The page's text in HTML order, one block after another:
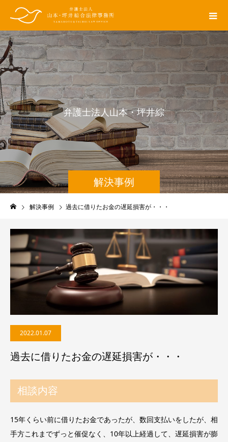
解決事例
弁護士法人山本・坪井綜合法律
解決事例 過去に借りたお金の遅延損害が・・・
2022.01.07
過去に借りたお金の遅延損害が・・・
相談内容
15年くらい前に借りたお金であったが、数回支払いをしたが、相
手方これまでずっと催促なく、10年以上経過して、遅延損害が膨